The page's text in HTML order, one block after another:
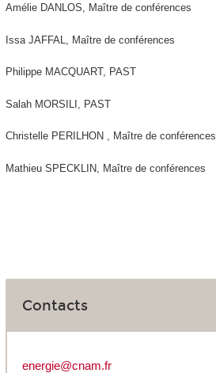
Amélie DANLOS, Maître de conférences
Issa JAFFAL, Maître de conférences
Philippe MACQUART, PAST
Salah MORSILI, PAST
Christelle PERILHON , Maître de conférences
Mathieu SPECKLIN, Maître de conférences
Contacts
energie@cnam.fr